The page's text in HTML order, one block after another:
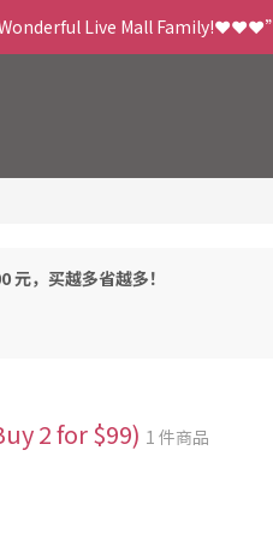
Live Mall Family!❤️❤️❤️”
元，买越多省越多！
2 for $99) 1 件商品